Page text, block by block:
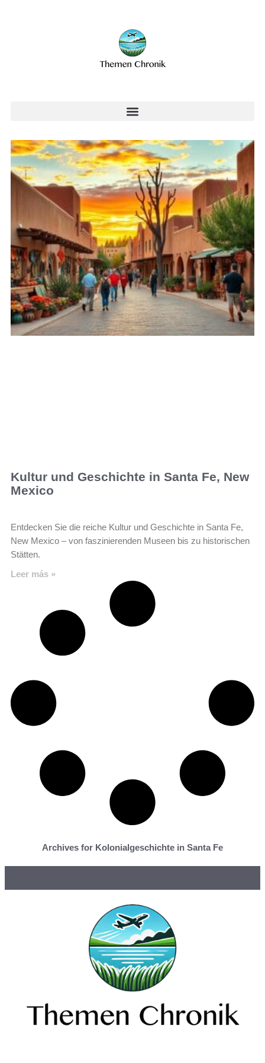
Kultur und Geschichte in Santa Fe, New
Mexico
Entdecken Sie die reiche Kultur und Geschichte in Santa Fe,
New Mexico – von faszinierenden Museen bis zu historischen
Stätten.
Leer más »
Archives for Kolonialgeschichte in Santa Fe